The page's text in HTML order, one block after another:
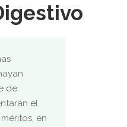
de
el
en